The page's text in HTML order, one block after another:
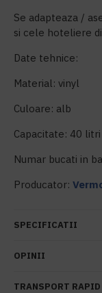
Se adapteaza /
si cele hoteliere
Date tehnice:
Material: vinyl
Culoare: alb
Capacitate: 40 litri
Numar bucati in
Producator:
SPECIFICATII
OPINII
TRANSPORT RAPID